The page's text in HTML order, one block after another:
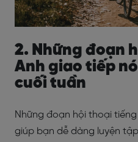
2. Những đoạn
Anh giao tiếp
cuối tuần
Những đoạn hội thoại
giúp bạn dễ dàng luyện